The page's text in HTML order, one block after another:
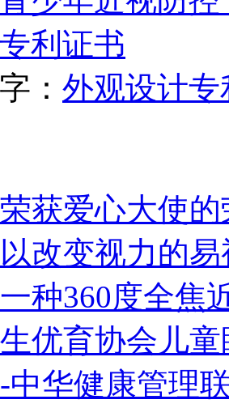
利证书
： 外观设计专
获爱心大使的
改变视力的
种360度全焦
优育协会儿
中华健康管理